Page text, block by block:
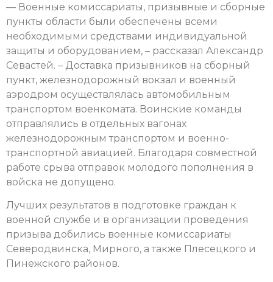
— Военные комиссариаты, призывные и сборные
пункты области были обеспечены всеми
необходимыми средствами индивидуальной
защиты и оборудованием, – рассказал Александр
Севастей. – Доставка призывников на сборный
пункт, железнодорожный вокзал и военный
аэродром осуществлялась автомобильным
транспортом военкомата. Воинские команды
отправлялись в отдельных вагонах
железнодорожным транспортом и военно-
транспортной авиацией. Благодаря совместной
работе срыва отправок молодого пополнения в
войска не допущено.
Лучших результатов в подготовке граждан к
военной службе и в организации проведения
призыва добились военные комиссариаты
Северодвинска, Мирного, а также Плесецкого и
Пинежского районов.